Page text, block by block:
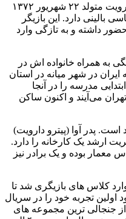
به گزارش پایگاه خبری شباویز،آوا دارویت متولد ۲۲ شهریور ۱۳۷۲
بالینی دارد. این بازیگر
داشته و به تازگی وارد
از زمان تولد تا سن ۷ سالگی به همراه خانواده اش در
ایران در شهر میانه در استان
مدرسه را در آنجا
می‌آیند و اکنون ساکن
است. پدر آوا (پیترو دارویت)
ارشد یک کارخانه را دارد.
معمار بوده و یک برادر نیز
کلاس های بازیگری شد تا
۱۳۹۴ وقتی ۲۲ ساله بود اولین تجربه خود را در سریال
جنجالی ترین مجموعه های